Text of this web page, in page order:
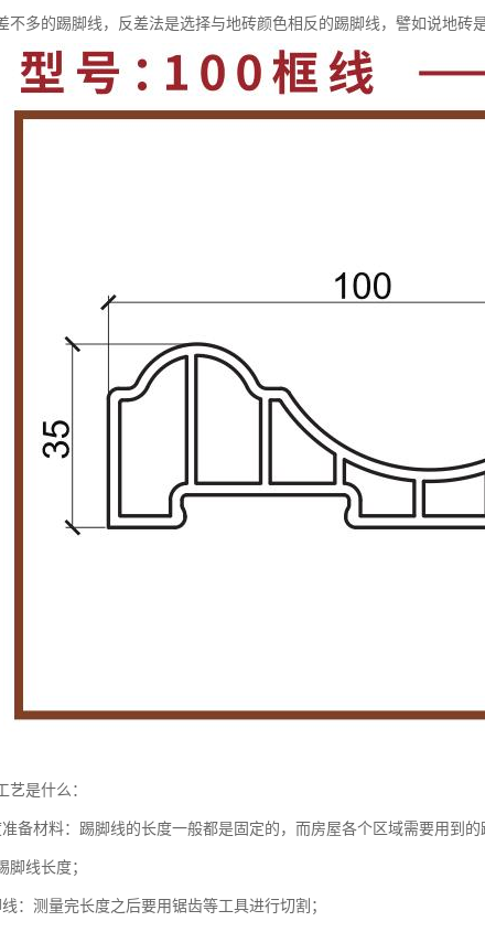
不多的踢脚线，反差法是选择与地砖颜色相反的踢脚线，譬如说地砖
艺是什么：
备材料：踢脚线的长度一般都是固定的，而房屋各个区域需要用到
脚线长度；
：测量完长度之后要用锯齿等工具进行切割；